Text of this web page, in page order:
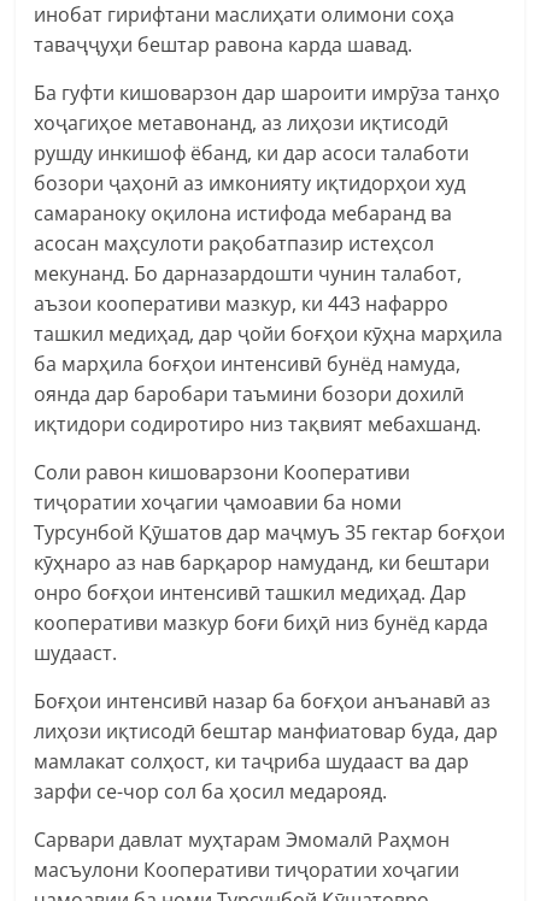
инобат гирифтани маслиҳати олимони соҳа
таваҷҷуҳи бештар равона карда шавад.
Ба гуфти кишоварзон дар шароити имрӯза танҳо
хоҷагиҳое метавонанд, аз лиҳози иқтисодӣ
рушду инкишоф ёбанд, ки дар асоси талаботи
бозори ҷаҳонӣ аз имконияту иқтидорҳои худ
самараноку оқилона истифода мебаранд ва
асосан маҳсулоти рақобатпазир истеҳсол
мекунанд. Бо дарназардошти чунин талабот,
аъзои кооперативи мазкур, ки 443 нафарро
ташкил медиҳад, дар ҷойи боғҳои кӯҳна марҳила
ба марҳила боғҳои интенсивӣ бунёд намуда,
оянда дар баробари таъмини бозори дохилӣ
иқтидори содиротиро низ тақвият мебахшанд.
Соли равон кишоварзони Кооперативи
тиҷоратии хоҷагии ҷамоавии ба номи
Турсунбой Қӯшатов дар маҷмуъ 35 гектар боғҳои
кӯҳнаро аз нав барқарор намуданд, ки бештари
онро боғҳои интенсивӣ ташкил медиҳад. Дар
кооперативи мазкур боғи биҳӣ низ бунёд карда
шудааст.
Боғҳои интенсивӣ назар ба боғҳои анъанавӣ аз
лиҳози иқтисодӣ бештар манфиатовар буда, дар
мамлакат солҳост, ки таҷриба шудааст ва дар
зарфи се-чор сол ба ҳосил медарояд.
Сарвари давлат муҳтарам Эмомалӣ Раҳмон
масъулони Кооперативи тиҷоратии хоҷагии